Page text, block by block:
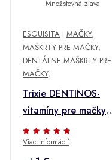
ESGUISITA | MAČKY,
MAŠKRTY PRE MAČKY,
DENTÁLNE MAŠKRTY PRE
MAČKY,
Trixie DENTINOS-
vitamíny pre mačky
50g TR + Množstevná
zľava
Viac informácií